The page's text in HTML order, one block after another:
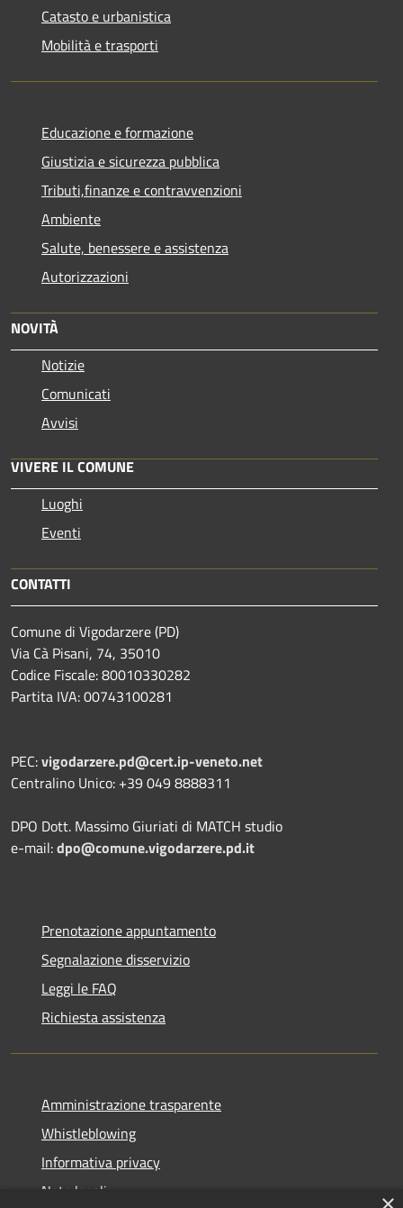
Catasto e urbanistica
Mobilità e trasporti
Educazione e formazione
Giustizia e sicurezza pubblica
Tributi,finanze e contravvenzioni
Ambiente
Salute, benessere e assistenza
Autorizzazioni
NOVITÀ
Notizie
Comunicati
Avvisi
VIVERE IL COMUNE
Luoghi
Eventi
CONTATTI
Comune di Vigodarzere (PD)
Via Cà Pisani, 74, 35010
Codice Fiscale: 80010330282
Partita IVA: 00743100281
PEC:vigodarzere.pd@cert.ip-veneto.net
Centralino Unico: +39 049 8888311
DPO Dott. Massimo Giuriati di MATCH studio
e-mail:dpo@comune.vigodarzere.pd.it
Prenotazione appuntamento
Segnalazione disservizio
Leggi le FAQ
Richiesta assistenza
Amministrazione trasparente
Whistleblowing
Informativa privacy
Note legali